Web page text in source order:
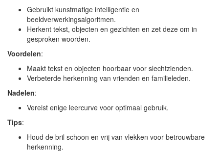
Gebruikt kunstmatige intelligentie en
beeldverwerkingsalgoritmen.
Herkent tekst, objecten en gezichten en zet deze om in
gesproken woorden.
Voordelen:
Maakt tekst en objecten hoorbaar voor slechtzienden.
Verbeterde herkenning van vrienden en familieleden.
Nadelen:
Vereist enige leercurve voor optimaal gebruik.
Tips:
Houd de bril schoon en vrij van vlekken voor betrouwbare
herkenning.